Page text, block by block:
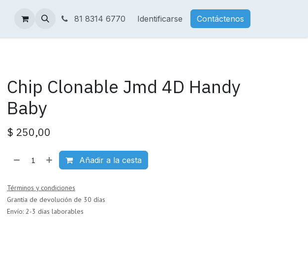
Sucursales 81 8314 6770 Identificarse Contáctenos
Chip Clonable Jmd 4D Handy
Baby
$ 250,00
Añadir a la cesta
Términos y condiciones
Grantía de devolución de 30 días
Envío: 2-3 días laborables